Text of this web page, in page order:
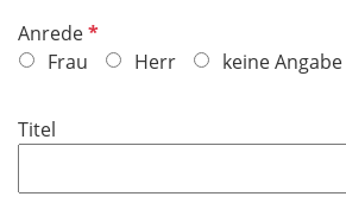
AnredeP
f
c
Frau Herr keine Angabe
Titel